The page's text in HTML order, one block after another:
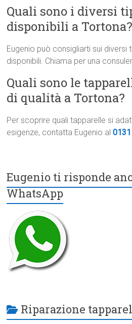
Quali sono i diversi
disponibili a Tortona?
Eugenio può consigliarti sui diversi
disponibili. Chiama per una
Quali sono le
di qualità a Tortona?
Per scoprire quali tapparelle si
esigenze, contatta Eugenio al
Eugenio ti risponde
WhatsApp
Riparazione